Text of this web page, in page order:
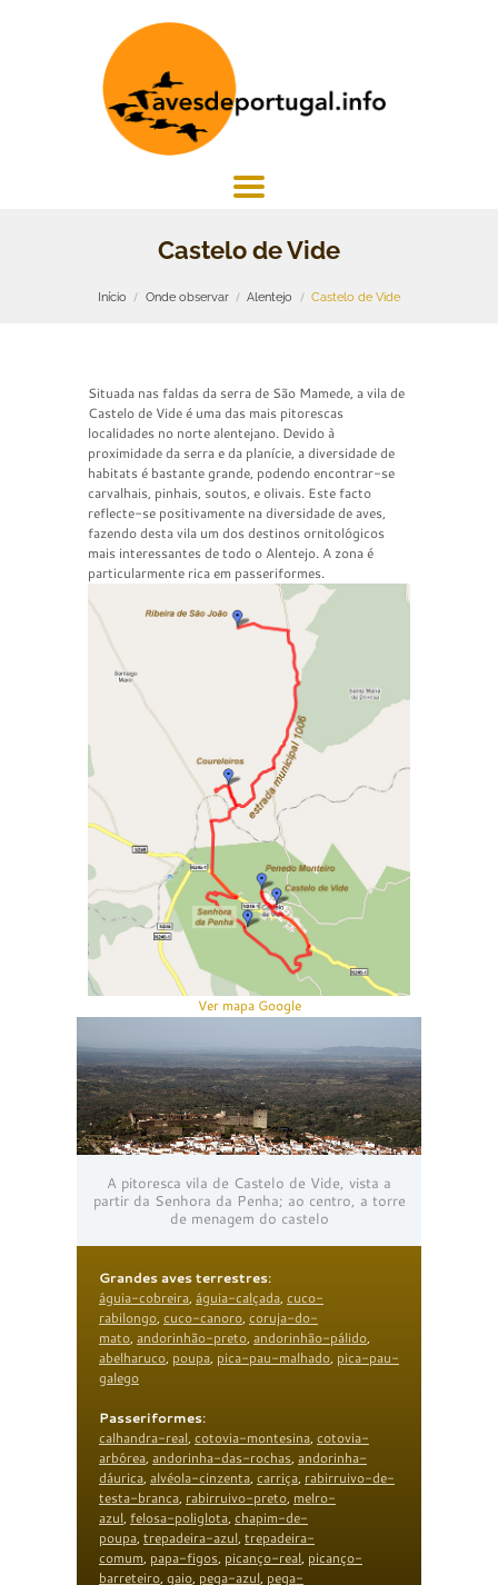
Castelo de Vide
Início Onde observar Alentejo Castelo de Vide
Situada nas faldas da serra de São Mamede, a vila de
Castelo de Vide é uma das mais pitorescas
localidades no norte alentejano. Devido à
proximidade da serra e da planície, a diversidade de
habitats é bastante grande, podendo encontrar-se
carvalhais, pinhais, soutos, e olivais. Este facto
reflecte-se positivamente na diversidade de aves,
fazendo desta vila um dos destinos ornitológicos
mais interessantes de todo o Alentejo. A zona é
particularmente rica em passeriformes.
Ver mapa Google
A pitoresca vila de Castelo de Vide, vista a
partir da Senhora da Penha; ao centro, a torre
de menagem do castelo
Grandes aves terrestres:
águia-cobreira, águia-calçada, cuco-
rabilongo, cuco-canoro, coruja-do-
mato, andorinhão-preto, andorinhão-pálido,
abelharuco, poupa, pica-pau-malhado, pica-pau-
galego
Passeriformes:
calhandra-real, cotovia-montesina, cotovia-
arbórea, andorinha-das-rochas, andorinha-
dáurica, alvéola-cinzenta, carriça, rabirruivo-de-
testa-branca, rabirruivo-preto, melro-
azul, felosa-poliglota, chapim-de-
poupa, trepadeira-azul, trepadeira-
comum, papa-figos, picanço-real, picanço-
barreteiro, gaio, pega-azul, pega-